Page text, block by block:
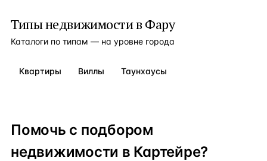
Типы недвижимости в Фару
Каталоги по типам — на уровне города
Квартиры Виллы Таунхаусы
Помочь с подбором
недвижимости в Картейре?